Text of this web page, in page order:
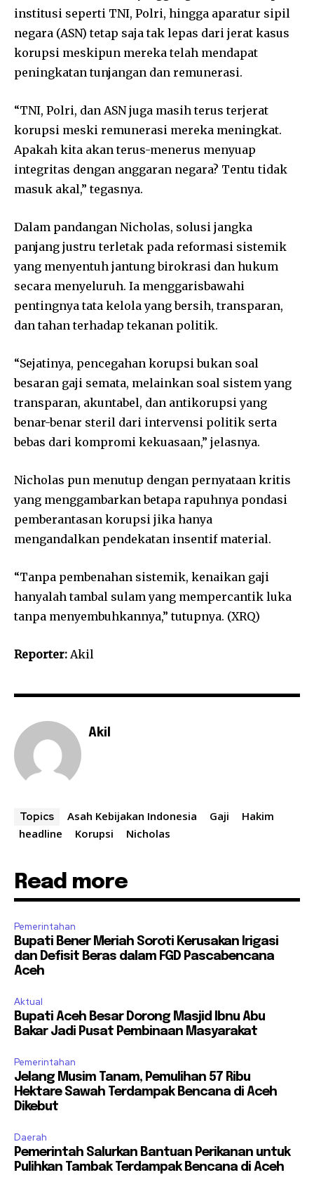
institusi seperti TNI, Polri, hingga aparatur sipil
negara (ASN) tetap saja tak lepas dari jerat kasus
korupsi meskipun mereka telah mendapat
peningkatan tunjangan dan remunerasi.
“TNI, Polri, dan ASN juga masih terus terjerat
korupsi meski remunerasi mereka meningkat.
Apakah kita akan terus-menerus menyuap
integritas dengan anggaran negara? Tentu tidak
masuk akal,” tegasnya.
Dalam pandangan Nicholas, solusi jangka
panjang justru terletak pada reformasi sistemik
yang menyentuh jantung birokrasi dan hukum
secara menyeluruh. Ia menggarisbawahi
pentingnya tata kelola yang bersih, transparan,
dan tahan terhadap tekanan politik.
“Sejatinya, pencegahan korupsi bukan soal
besaran gaji semata, melainkan soal sistem yang
transparan, akuntabel, dan antikorupsi yang
benar-benar steril dari intervensi politik serta
bebas dari kompromi kekuasaan,” jelasnya.
Nicholas pun menutup dengan pernyataan kritis
yang menggambarkan betapa rapuhnya pondasi
pemberantasan korupsi jika hanya
mengandalkan pendekatan insentif material.
“Tanpa pembenahan sistemik, kenaikan gaji
hanyalah tambal sulam yang mempercantik luka
tanpa menyembuhkannya,” tutupnya. (XRQ)
Reporter: Akil
Akil
Topics Asah Kebijakan Indonesia Gaji
Hakim
headline
Korupsi Nicholas
Read more
Pemerintahan
Bupati Bener Meriah Soroti Kerusakan Irigasi
dan Defisit Beras dalam FGD Pascabencana
Aceh
Aktual
Bupati Aceh Besar Dorong Masjid Ibnu Abu
Bakar Jadi Pusat Pembinaan Masyarakat
Pemerintahan
Jelang Musim Tanam, Pemulihan 57 Ribu
Hektare Sawah Terdampak Bencana di Aceh
Dikebut
Daerah
Pemerintah Salurkan Bantuan Perikanan untuk
Pulihkan Tambak Terdampak Bencana di Aceh